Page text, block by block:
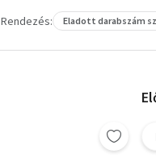
Rendezés: Eladott darabszám